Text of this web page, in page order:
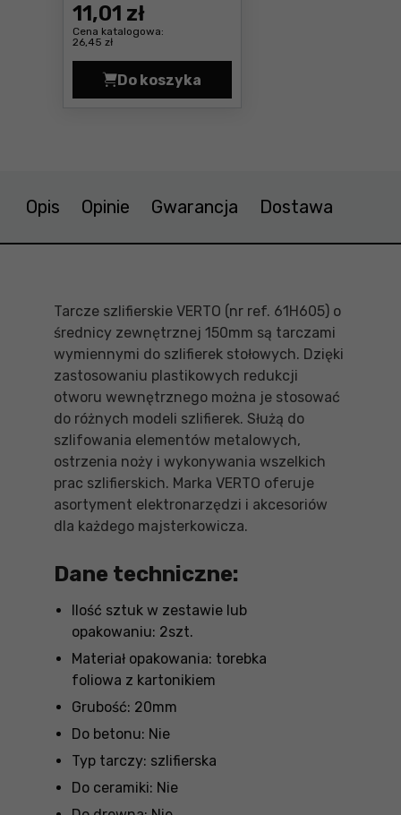
11,01 zł
Cena katalogowa:
26,45 zł
Do koszyka
Tarcze szlifierskie
Opis Opinie Gwarancja Dostawa
Tarcze szlifierskie VERTO (nr ref. 61H605) o
średnicy zewnętrznej 150mm są tarczami
wymiennymi do szlifierek stołowych. Dzięki
zastosowaniu plastikowych redukcji
otworu wewnętrznego można je stosować
do różnych modeli szlifierek. Służą do
szlifowania elementów metalowych,
ostrzenia noży i wykonywania wszelkich
prac szlifierskich. Marka VERTO oferuje
asortyment elektronarzędzi i akcesoriów
dla każdego majsterkowicza.
Dane techniczne:
Ilość sztuk w zestawie lub
opakowaniu: 2szt.
Materiał opakowania: torebka
foliowa z kartonikiem
Grubość: 20mm
Do betonu: Nie
Typ tarczy: szlifierska
Do ceramiki: Nie